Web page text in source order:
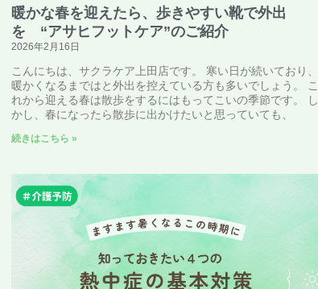
暖かな春を迎えたら、歩きやすい靴で外出
を “アサヒフットケア”のご紹介
2026年2月16日
こんにちは、サクラケア上田店です。 寒い日が続いており、
暖かくなるまではと外出を控えている方も多いでしょう。 こ
れから迎える春は散歩をするにはもってこいの季節です。 し
かし、春になったら散歩に出かけたいと思っていても、
続きはこちら »